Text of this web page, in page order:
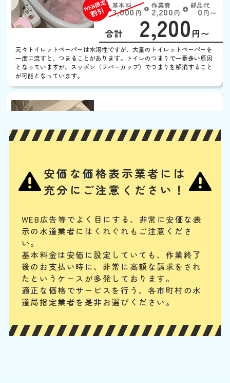
基本料
3,000 円 W
EB
限
定
割
引
作業費
2,200 円
部品代
0円〜
合計 2,200 円〜
元々トイレットペーパーは水溶性ですが、大量のトイレットペーパーを
一度に流すと、つまることがあります。トイレのつまりで一番多い原因
となっていますが、スッポン（ラバーカップ）でつまりを解消すること
が可能となっています。
3,000円 W
EB
限
引
3,300円 0円〜
3,300
ポケットに入れておいたスマホや、トイレの飾り棚の小さい置物、子ど
もが持ち込んだおもちゃなどの固形物を落としてつまらせた場合は、ス
ッポンでの対応が難しく、かえって排水管の奥に留まる可能性がありま
す。物が見えない場合は専門業者に相談してください。
便器に物を流した
EB
限
定
割
引
合計 3,300円〜
排水管は水が流れるためのものですが、トイレの臭気が上がってこない
封水のために曲がった構造になっています。異物が混入するとそこで引
っかかってつまることがあります。こうなると一般の人ではつまりを解
安価な価格表示業者には
充分にご注意ください！
WEB広告等でよく目にする、非常に安価な表
示の水道業者にはくれぐれもご注意くださ
い。
基本料金は安価に設定していても、作業終了
後のお支払い時に、 非常に高額な請求をされ
たというケースが多発しております。
適正な価格でサービスを行う、各市町村の水
道局指定業者を是非お選びください。